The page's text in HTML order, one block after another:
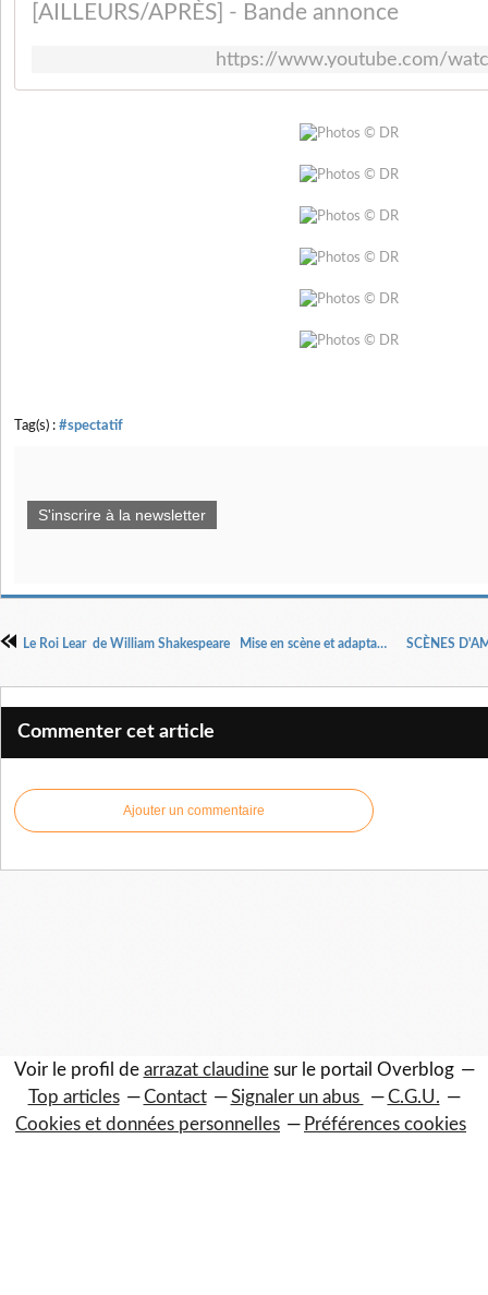
[AILLEURS/APRÈS] - Bande annonce
https://www.youtube.com/
Tag(s) : #spectatif
S'inscrire à la newsletter
Le Roi Lear de William Shakespeare Mise en scène et adaptation Mathieu Coblentz.
Commenter cet article
Ajouter un commentaire
Voir le profil de arrazat claudinesur le portail Overblog
Top articles
Contact Signaler un abus
C.G.U.
Cookies et données personnelles
Préférences cookies